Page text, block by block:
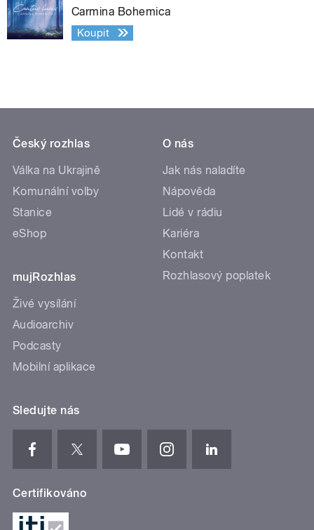
Carmina Bohemica
Koupit
Český rozhlas
Válka na Ukrajině
Komunální volby
Stanice
eShop
mujRozhlas
Živé vysílání
Audioarchiv
Podcasty
Mobilní aplikace
O nás
Jak nás naladíte
Nápověda
Lidé v rádiu
Kariéra
Kontakt
Rozhlasový poplatek
Sledujte nás
Certifikováno